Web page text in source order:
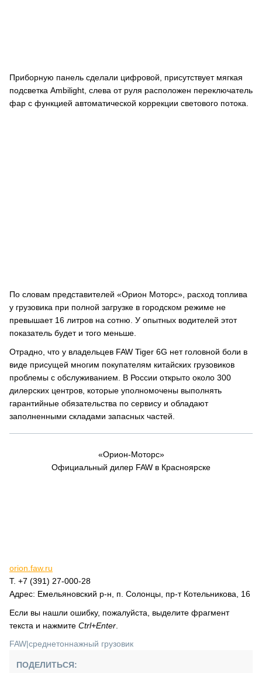
Приборную панель сделали цифровой, присутствует мягкая
подсветка Ambilight, слева от руля расположен переключатель
фар с функцией автоматической коррекции светового потока.
По словам представителей «Орион Моторс», расход топлива
у грузовика при полной загрузке в городском режиме не
превышает 16 литров на сотню. У опытных водителей этот
показатель будет и того меньше.
Отрадно, что у владельцев FAW Tiger 6G нет головной боли в
виде присущей многим покупателям китайских грузовиков
проблемы с обслуживанием. В России открыто около 300
дилерских центров, которые уполномочены выполнять
гарантийные обязательства по сервису и обладают
заполненными складами запасных частей.
«Орион-Моторс»
Официальный дилер FAW в Красноярске
orion.faw.ru
Т. +7 (391) 27-000-28
Адрес: Емельяновский р-н, п. Солонцы, пр-т Котельникова, 16
Если вы нашли ошибку, пожалуйста, выделите фрагмент
текста и нажмите Ctrl+Enter
FAW|среднетоннажный грузовик
ПОДЕЛИТЬСЯ: